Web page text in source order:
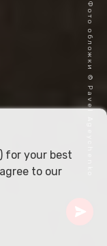
Фото обложки © Pavel Ageychenko
for your best
to our